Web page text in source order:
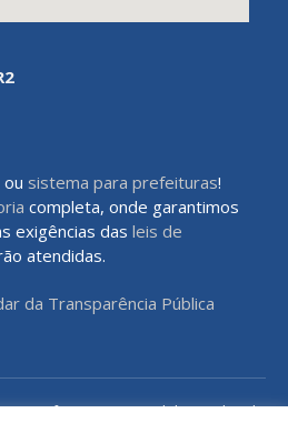
ou sistema para prefeituras!
completa, onde garantimos
exigências das leis de
atendidas.
da Transparência Pública
a Prefeitura Municipal de Rondon do